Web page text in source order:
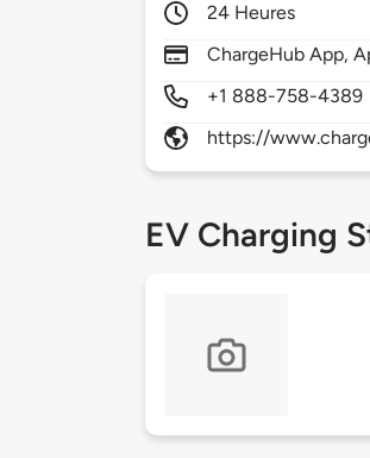
24 Heures
ChargeHub App,
+1 888-758-4389
https://
EV Charging